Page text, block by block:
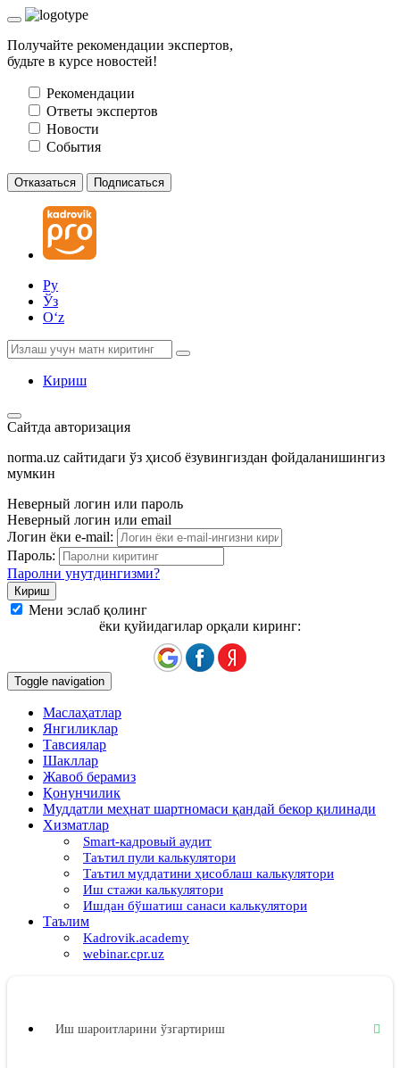
Получайте рекомендации экспертов,
будьте в курсе новостей!
Рекомендации
Ответы экспертов
Новости
События
Отказаться Подписаться
Ру
Ўз
Oʻz
Кириш
Сайтда авторизация
norma.uz сайтидаги ўз ҳисоб ёзувингиздан фойдаланишингиз
мумкин
Неверный логин или пароль
Неверный логин или email
Логин ёки e-mail:
Пароль:
Паролни унутдингизми?
Мени эслаб қолинг
ёки қуйидагилар орқали киринг:
Toggle navigation
Маслаҳатлар
Янгиликлар
Тавсиялар
Шакллар
Жавоб берамиз
Қонунчилик
Муддатли меҳнат шартномаси қандай бекор қилинади
Хизматлар
Smart-кадровый аудит
Таътил пули калькулятори
Таътил муддатини ҳисоблаш калькулятори
Иш стажи калькулятори
Ишдан бўшатиш санаси калькулятори
Таълим
Kadrovik.academy
webinar.cpr.uz
Иш шароитларини ўзгартириш